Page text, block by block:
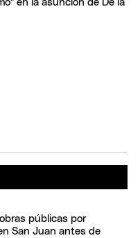
en la asunción de De la
públicas por
San Juan antes de